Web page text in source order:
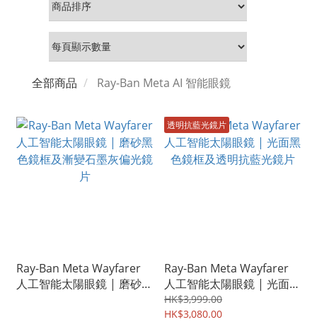
全部商品 Ray-Ban Meta AI 智能眼鏡
Ray-Ban Meta Wayfarer
人工智能太陽眼鏡 | 磨砂黑
透明抗藍光鏡片
Ray-Ban Meta Wayfarer
人工智能太陽眼鏡 | 光面黑
色鏡框及透明抗藍光鏡片
HK$3,999.00
HK$3,080.00